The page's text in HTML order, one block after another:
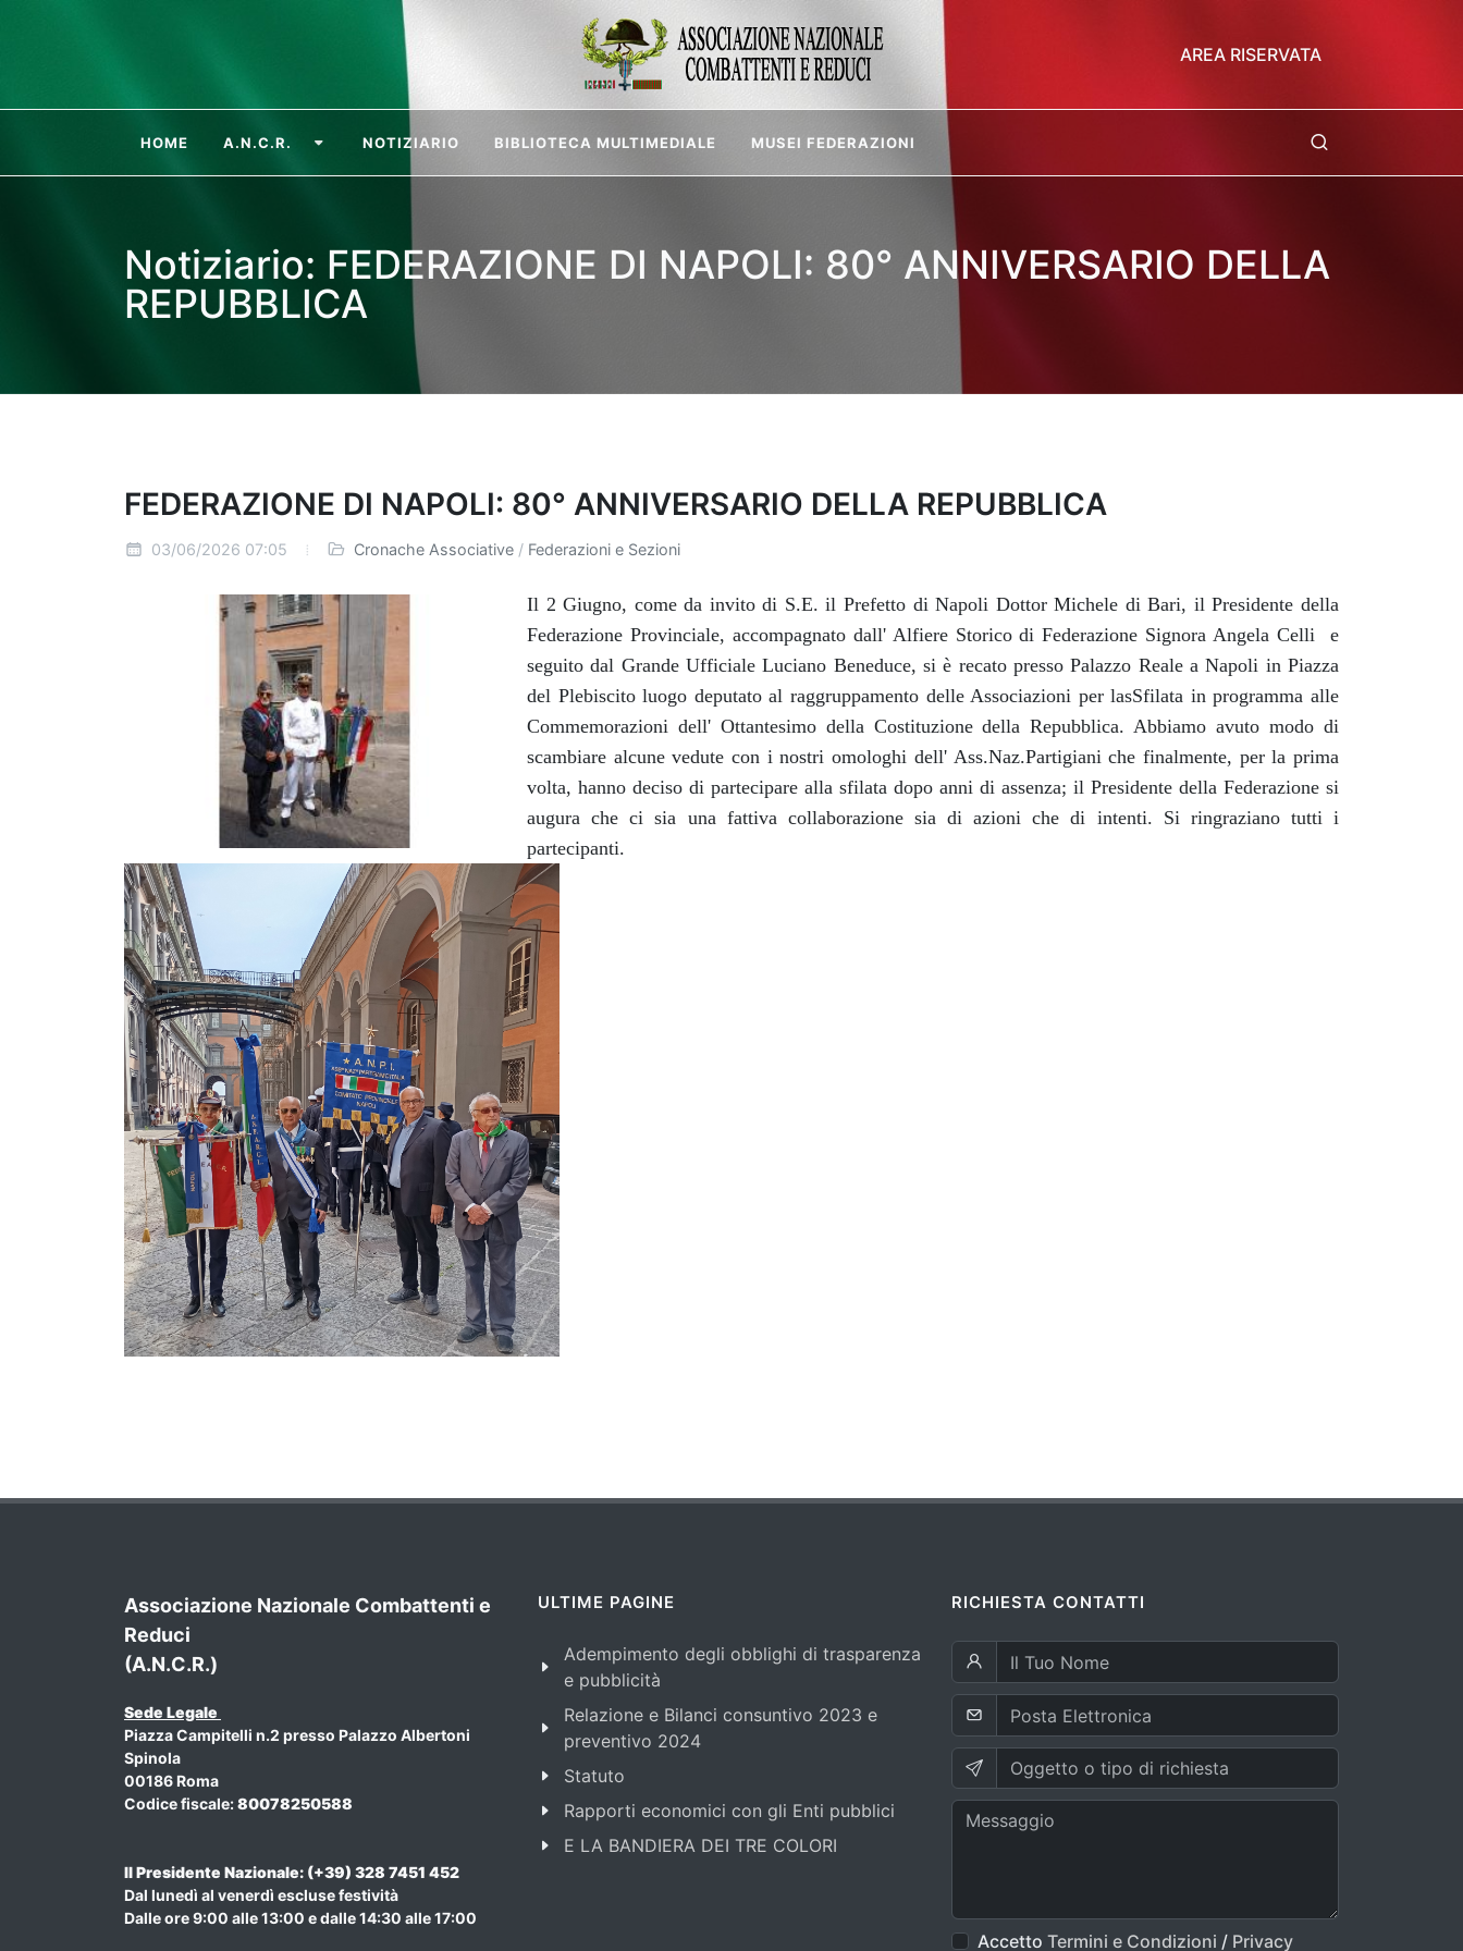
AREA RISERVATA
HOME A.N.C.R. NOTIZIARIO BIBLIOTECA MULTIMEDIALE MUSEI FEDERAZIONI
Notiziario: FEDERAZIONE DI NAPOLI: 80° ANNIVERSARIO DELLA
REPUBBLICA
FEDERAZIONE DI NAPOLI: 80° ANNIVERSARIO DELLA REPUBBLICA
03/06/2026 07:05 Cronache Associative / Federazioni e Sezioni
Il 2 Giugno, come da invito di S.E. il Prefetto di Napoli Dottor Michele di Bari, il Presidente della
Federazione Provinciale, accompagnato dall' Alfiere Storico di Federazione Signora Angela Celli e
seguito dal Grande Ufficiale Luciano Beneduce, si è recato presso Palazzo Reale a Napoli in Piazza
del Plebiscito luogo deputato al raggruppamento delle Associazioni per lasSfilata in programma alle
Commemorazioni dell' Ottantesimo della Costituzione della Repubblica. Abbiamo avuto modo di
scambiare alcune vedute con i nostri omologhi dell' Ass.Naz.Partigiani che finalmente, per la prima
volta, hanno deciso di partecipare alla sfilata dopo anni di assenza; il Presidente della Federazione si
augura che ci sia una fattiva collaborazione sia di azioni che di intenti. Si ringraziano tutti i
partecipanti.
Associazione Nazionale Combattenti e
Reduci
(A.N.C.R.)
Sede Legale
Piazza Campitelli n.2 presso Palazzo Albertoni
Spinola
00186 Roma
Codice fiscale:80078250588
Il Presidente Nazionale: (+39) 328 7451 452
Dal lunedì al venerdì escluse festività
Dalle ore 9:00 alle 13:00 e dalle 14:30 alle 17:00
ULTIME PAGINE
Adempimento degli obblighi di trasparenza
e pubblicità
Relazione e Bilanci consuntivo 2023 e
preventivo 2024
Statuto
Rapporti economici con gli Enti pubblici
E LA BANDIERA DEI TRE COLORI
RICHIESTA CONTATTI
Accetto Termini e Condizioni / Privacy